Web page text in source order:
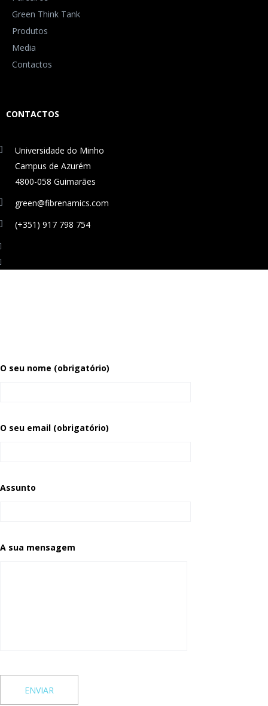
Green Think Tank
Produtos
Media
Contactos
CONTACTOS
Universidade do Minho
Campus de Azurém
4800-058 Guimarães
green@fibrenamics.com
(+351) 917 798 754
O seu nome (obrigatório)
O seu email (obrigatório)
Assunto
A sua mensagem